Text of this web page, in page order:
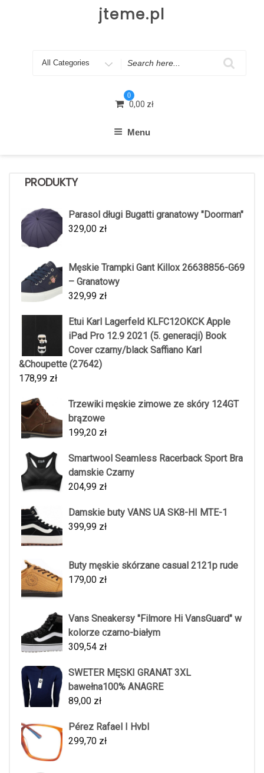
jteme.pl
Search
0
0,00 zł
Menu
PRODUKTY
Parasol długi Bugatti granatowy "Doorman"
329,00 zł
Męskie Trampki Gant Killox 26638856-G69
– Granatowy
329,99 zł
Etui Karl Lagerfeld KLFC12OKCK Apple
iPad Pro 12.9 2021 (5. generacji) Book
Cover czarny/black Saffiano Karl
&Choupette (27642)
178,99 zł
Trzewiki męskie zimowe ze skóry 124GT
brązowe
199,20 zł
Smartwool Seamless Racerback Sport Bra
damskie Czarny
204,99 zł
Damskie buty VANS UA SK8-HI MTE-1
399,99 zł
Buty męskie skórzane casual 2121p rude
179,00 zł
Vans Sneakersy "Filmore Hi VansGuard" w
kolorze czarno-białym
309,54 zł
SWETER MĘSKI GRANAT 3XL
bawełna100% ANAGRE
89,00 zł
Pérez Rafael I Hvbl
299,70 zł